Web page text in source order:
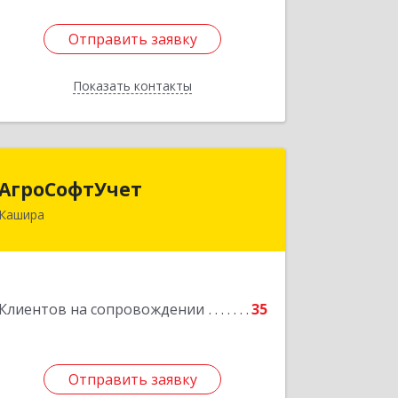
Отправить заявку
Показать контакты
Отправить заявку
Назад
Кашира
Клиентов на сопровождении 35
Отправить заявку
142932, Московская обл, г.о.Кашира,
Отправить заявку